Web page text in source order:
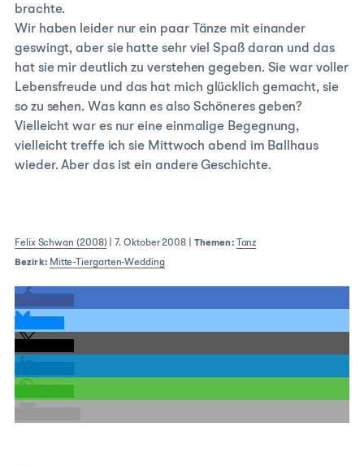
brachte.
Wir haben leider nur ein paar Tänze mit einander
geswingt, aber sie hatte sehr viel Spaß daran und das
hat sie mir deutlich zu verstehen gegeben. Sie war voller
Lebensfreude und das hat mich glücklich gemacht, sie
so zu sehen. Was kann es also Schöneres geben?
Vielleicht war es nur eine einmalige Begegnung,
vielleicht treffe ich sie Mittwoch abend im Ballhaus
wieder. Aber das ist ein andere Geschichte.
Felix Schwan (2008)| 7. Oktober 2008 Themen:
Tanz
Bezirk: Mitte-Tiergarten-Wedding